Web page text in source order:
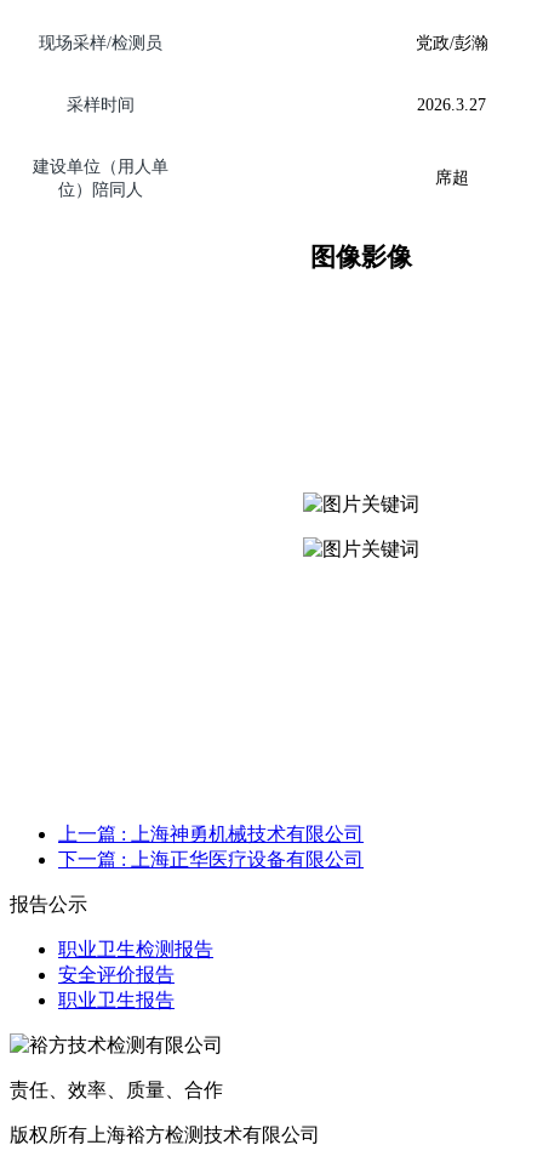
现场采样/检测员 党政/彭瀚
采样时间 2026. 3.27
建设单位（用人单
位）陪同人
席超
图像影像
上一篇 : 上海神勇机械技术有限公司
下一篇 : 上海正华医疗设备有限公司
报告公示
职业卫生检测报告
安全评价报告
职业卫生报告
责任、效率、质量、合作
版权所有上海裕方检测技术有限公司